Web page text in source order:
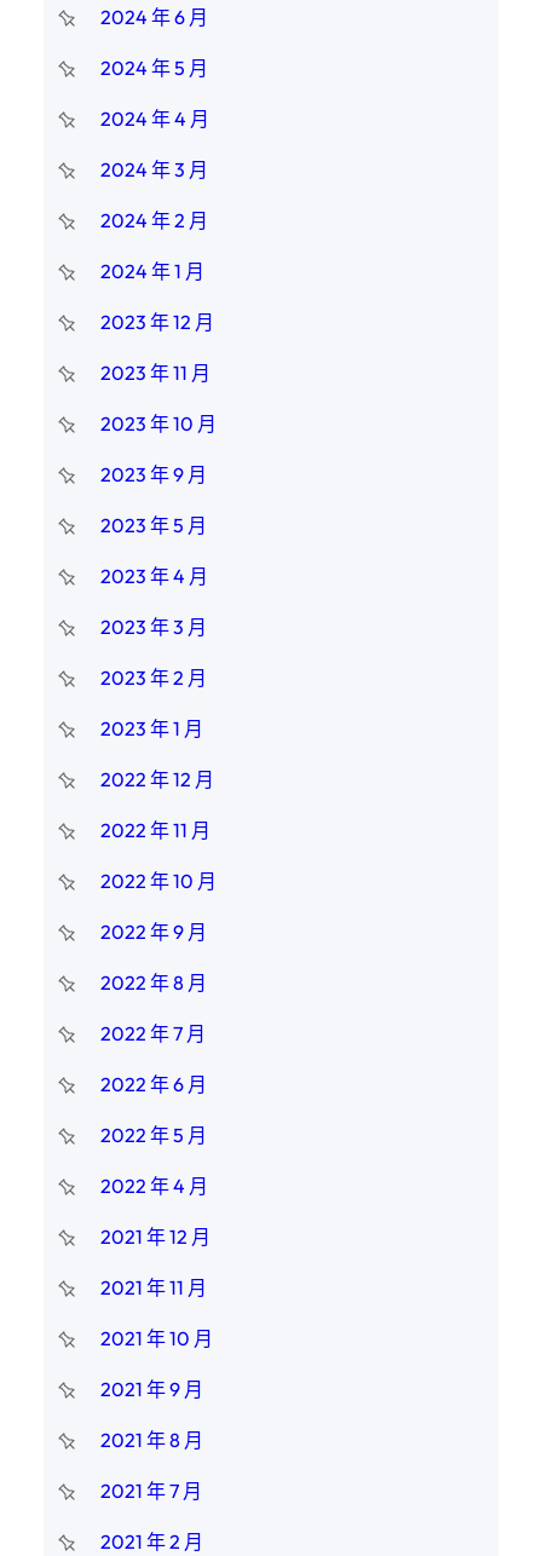
2024 年 6 月
2024 年 5 月
2024 年 4 月
2024 年 3 月
2024 年 2 月
2024 年 1 月
2023 年 12 月
2023 年 11 月
2023 年 10 月
2023 年 9 月
2023 年 5 月
2023 年 4 月
2023 年 3 月
2023 年 2 月
2023 年 1 月
2022 年 12 月
2022 年 11 月
2022 年 10 月
2022 年 9 月
2022 年 8 月
2022 年 7 月
2022 年 6 月
2022 年 5 月
2022 年 4 月
2021 年 12 月
2021 年 11 月
2021 年 10 月
2021 年 9 月
2021 年 8 月
2021 年 7 月
2021 年 2 月